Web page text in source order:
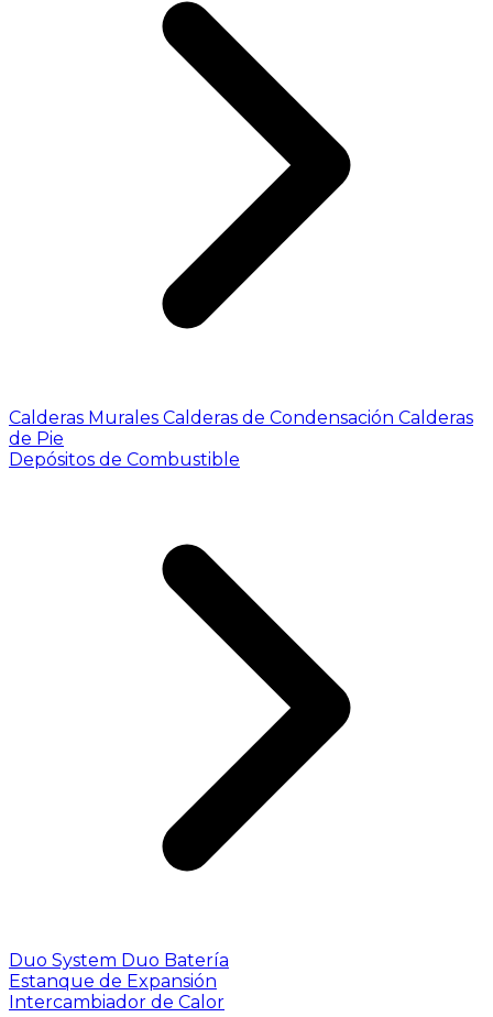
Calderas Murales Calderas de Condensación Calderas
de Pie
Depósitos de Combustible
Duo System Duo Batería
Estanque de Expansión
Intercambiador de Calor